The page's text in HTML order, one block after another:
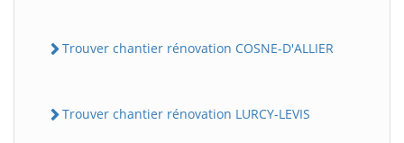
Trouver chantier rénovation COSNE-D'ALLIER
Trouver chantier rénovation LURCY-LEVIS